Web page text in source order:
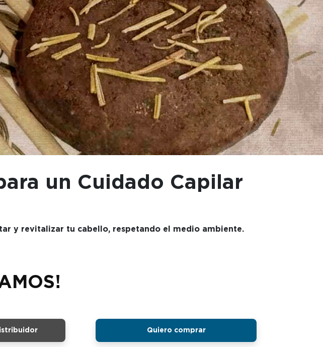
un Cuidado Capilar
y revitalizar tu cabello, respetando el medio ambiente.
Quiero comprar